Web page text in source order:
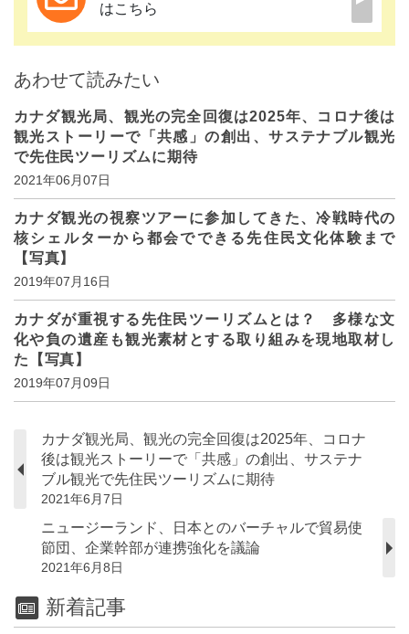
はこちら
あわせて読みたい
カナダ観光局、観光の完全回復は2025年、コロナ後は
観光ストーリーで「共感」の創出、サステナブル観光
で先住民ツーリズムに期待
2021年06月07日
カナダ観光の視察ツアーに参加してきた、冷戦時代の
核シェルターから都会でできる先住民文化体験まで
【写真】
2019年07月16日
カナダが重視する先住民ツーリズムとは？ 多様な文
化や負の遺産も観光素材とする取り組みを現地取材し
た【写真】
2019年07月09日
カナダ観光局、観光の完全回復は2025年、コロナ
後は観光ストーリーで「共感」の創出、サステナ
ブル観光で先住民ツーリズムに期待
2021年6月7日
ニュージーランド、日本とのバーチャルで貿易使
節団、企業幹部が連携強化を議論
2021年6月8日
新着記事